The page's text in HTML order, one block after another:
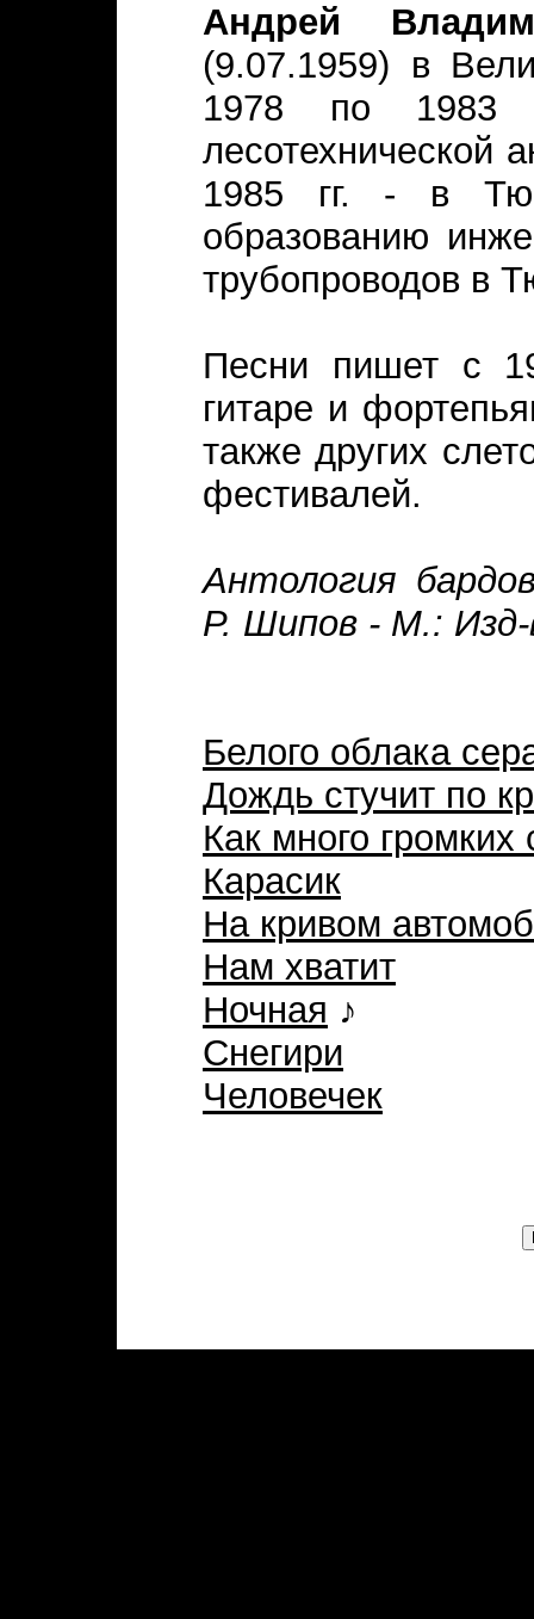
Андрей
(9.07.1959) в
1978 по 1983
лесотехнической
1985 гг. - в
образованию
трубопроводов в
Песни пишет с
гитаре и
также других
фестивалей.
Антология
Р. Шипов - М.:
Белого облака
Дождь стучит по
Как много громких
Карасик
На кривом
Нам хватит
Ночная ♪
Снегири
Человечек